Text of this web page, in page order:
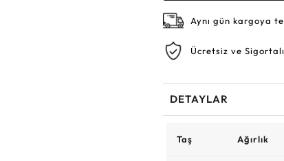
Aynı gün kargoya
Ücretsiz ve
DETAYLAR
Taş Ağırlık